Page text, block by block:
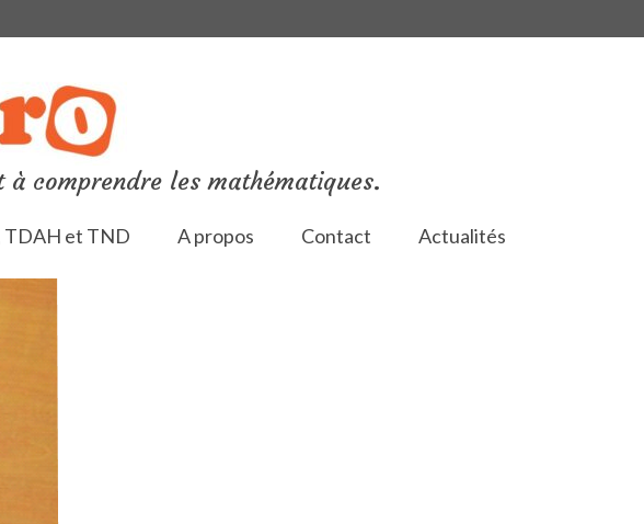
comprendre les mathématiques.
TDAH et TND A propos Contact Actualités